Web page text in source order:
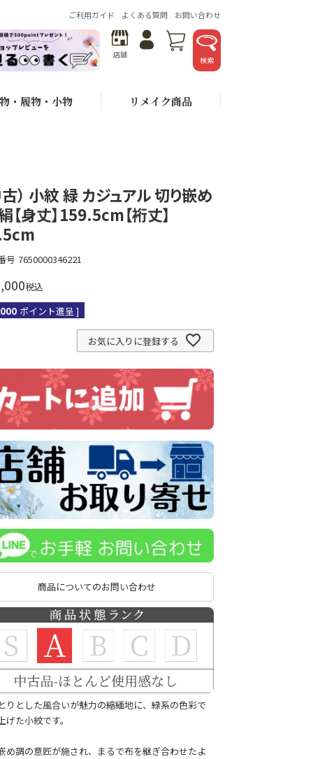
ご利用ガイド よくある質問 お問い合わせ
店舗
検索
・履物・小物 リメイク商品
古） 小紋 緑 カジュアル 切り嵌め
【身丈】159.5cm【裄丈】
号 7650000346221
税込
ポイント進呈 ]
お気に入りに登録する
商品についてのお問い合わせ
りとした風合いが魅力の縮緬地に、緑系の色彩で
げた小紋です。
め調の意匠が施され、まるで布を継ぎ合わせたよ